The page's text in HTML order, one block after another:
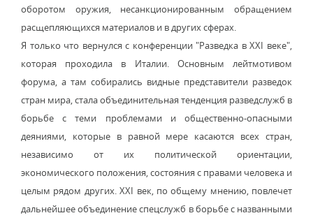
оборотом оружия, несанкционированным обращением
расщепляющихся материалов и в других сферах.
Я только что вернулся с конференции "Разведка в XXI веке",
которая проходила в Италии. Основным лейтмотивом
форума, а там собирались видные представители разведок
стран мира, стала объединительная тенденция разведслужб в
борьбе с теми проблемами и общественно-опасными
деяниями, которые в равной мере касаются всех стран,
независимо от их политической ориентации,
экономического положения, состояния с правами человека и
целым рядом других. XXI век, по общему мнению, повлечет
дальнейшее объединение спецслужб в борьбе с названными